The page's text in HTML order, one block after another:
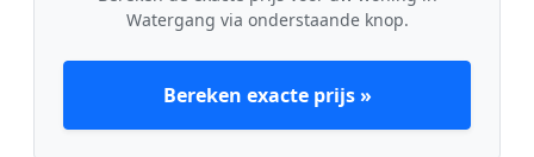
Watergang via onderstaande knop.
Bereken exacte prijs »